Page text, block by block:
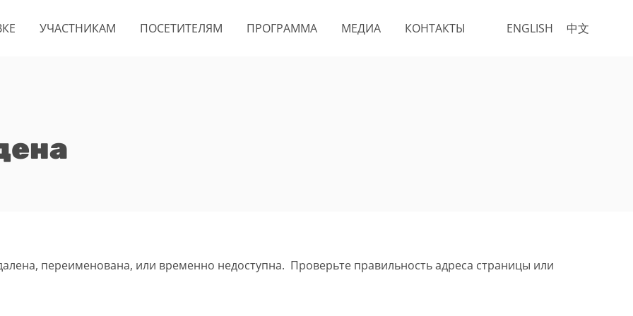
ENGLISH 中文
УЧАСТНИКАМ ПОСЕТИТЕЛЯМ ПРОГРАММА МЕДИА КОНТАКТЫ
переименована, или временно недоступна. Проверьте правильность адреса страницы или